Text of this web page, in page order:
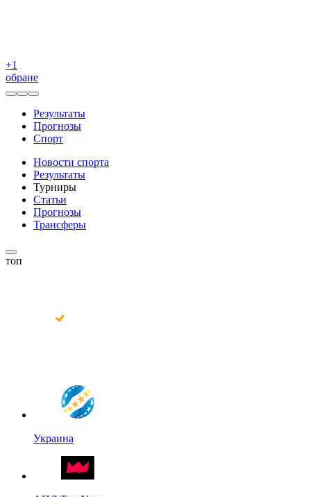
+1
обране
Результаты
Прогнозы
Спорт
Новости спорта
Результаты
Турниры
Статьи
Прогнозы
Трансферы
топ
Украина